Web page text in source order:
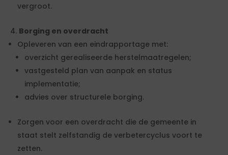
vergroot.
Borging en overdracht
Opleveren van een eindrapportage met:
overzicht gerealiseerde herstelmaatregelen;
vastgesteld plan van aanpak en status
implementatie;
advies over structurele borging.
Zorgen voor een overdracht die de gemeente in
staat stelt zelfstandig de verbetercyclus voort te
zetten.